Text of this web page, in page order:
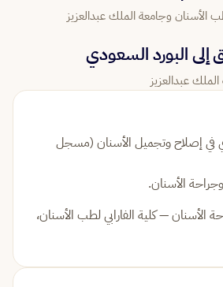
وجامعة الملك عبدالعزيز
البورد السعودي
عبدالعزيز
في إصلاح وتجميل الأسنان (مسجل
الأسنان.
الأسنان — كلية الفارابي لطب الأسنان،